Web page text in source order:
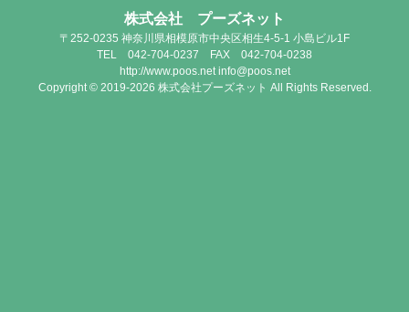
株式会社 プーズネット
〒252-0235 神奈川県相模原市中央区相生4-5-1 小島ビル1F
TEL 042-704-0237 FAX 042-704-0238
http://www.poos.net info@poos.net
Copyright © 2019-2026 株式会社プーズネット All Rights Reserved.